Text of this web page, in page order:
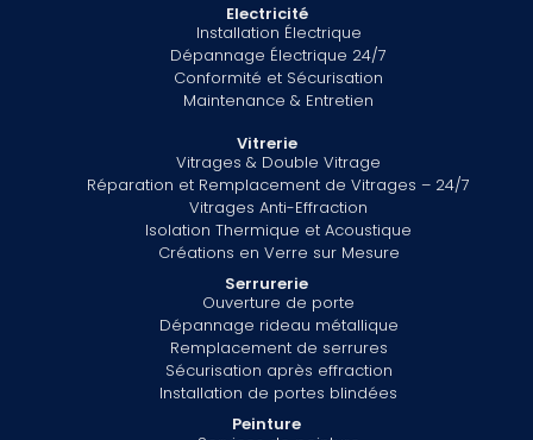
Electricité
Installation Électrique
Dépannage Électrique 24/7
Conformité et Sécurisation
Maintenance & Entretien
Vitrerie
Vitrages & Double Vitrage
Réparation et Remplacement de Vitrages – 24/7
Vitrages Anti-Effraction
Isolation Thermique et Acoustique
Créations en Verre sur Mesure
Serrurerie
Ouverture de porte
Dépannage rideau métallique
Remplacement de serrures
Sécurisation après effraction
Installation de portes blindées
Peinture